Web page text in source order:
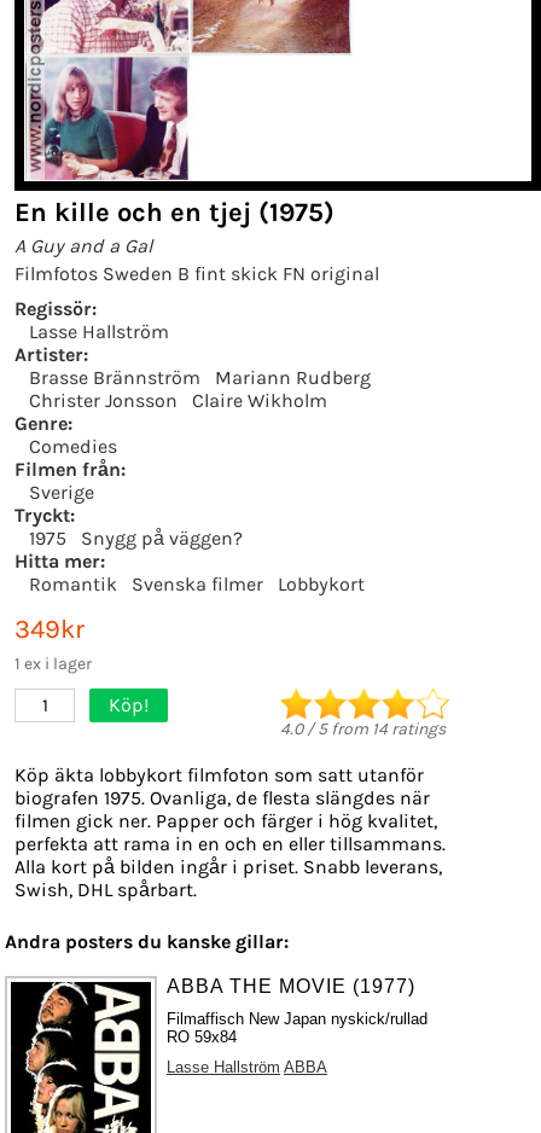
En kille och en tjej (1975)
A Guy and a Gal
Filmfotos Sweden B fint skick FN original
Regissör:
Lasse Hallström
Artister:
Brasse Brännström
Mariann Rudberg
Christer Jonsson
Claire Wikholm
Genre:
Comedies
Filmen från:
Sverige
Tryckt:
1975
Snygg på väggen?
Hitta mer:
Romantik
Svenska filmer Lobbykort
349kr
1 ex i lager
1 Köp!
4.0/5from 14 ratings
Köp äkta lobbykort filmfoton som satt utanför
biografen 1975. Ovanliga, de flesta slängdes när
filmen gick ner. Papper och färger i hög kvalitet,
perfekta att rama in en och en eller tillsammans.
Alla kort på bilden ingår i priset. Snabb leverans,
Swish, DHL spårbart.
Andra posters du kanske gillar:
ABBA THE MOVIE (1977)
Filmaffisch New Japan nyskick/rullad
RO 59x84
Lasse Hallström ABBA